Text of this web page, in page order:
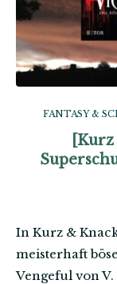
FANTASY &
In Kurz &
meisterhaft
Vengeful von V.